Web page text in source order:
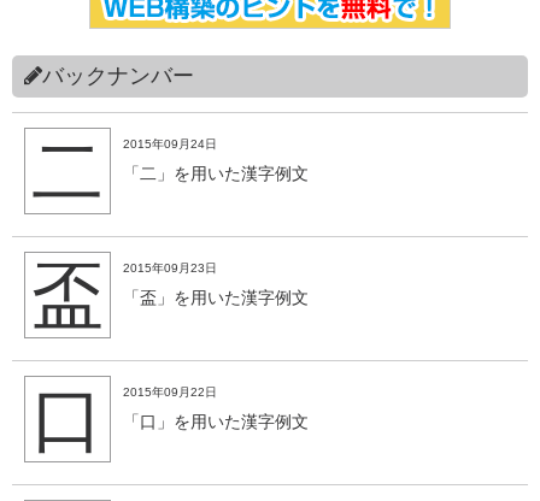
バックナンバー
二 2015年09月24日
「二」を用いた漢字例文
盃 2015年09月23日
「盃」を用いた漢字例文
口 2015年09月22日
「口」を用いた漢字例文